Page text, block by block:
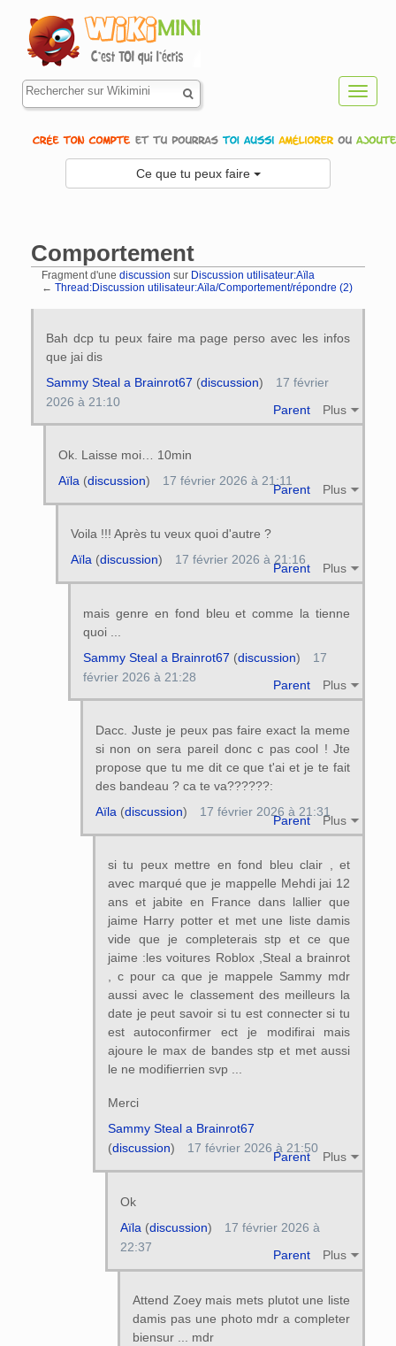
Ce que tu peux faire
Comportement
Fragment d'une discussion sur Discussion utilisateur:Aïla
← Thread:Discussion utilisateur:Aïla/Comportement/répondre (2)
Bah dcp tu peux faire ma page perso avec les infos
que jai dis
Parent Plus
Sammy Steal a Brainrot67 (discussion)
17 février
2026 à 21:10
Ok. Laisse moi… 10min
Parent Plus
Aïla (discussion) 17 février 2026 à 21:11
Voila !!! Après tu veux quoi d'autre ?
Parent Plus
Aïla(discussion) 17 février 2026 à 21:16
mais genre en fond bleu et comme la tienne
quoi ...
Parent Plus
Sammy Steal a Brainrot67 (discussion)
17
février 2026 à 21:28
Dacc. Juste je peux pas faire exact la meme
si non on sera pareil donc c pas cool ! Jte
propose que tu me dit ce que t'ai et je te fait
des bandeau ? ca te va??????:
Parent Plus
Aïla (discussion) 17 février 2026 à 21:31
si tu peux mettre en fond bleu clair , et
avec marqué que je mappelle Mehdi jai 12
ans et jabite en France dans lallier que
jaime Harry potter et met une liste damis
vide que je completerais stp et ce que
jaime :les voitures Roblox ,Steal a brainrot
, c pour ca que je mappele Sammy mdr
aussi avec le classement des meilleurs la
date je peut savoir si tu est connecter si tu
est autoconfirmer ect je modifirai mais
ajoure le max de bandes stp et met aussi
le ne modifierrien svp ...
Merci
Parent Plus
Sammy Steal a Brainrot67
(discussion) 17 février 2026 à 21:50
Ok
Parent Plus
Aïla (discussion)
17 février 2026 à
22:37
Attend Zoey mais mets plutot une liste
damis pas une photo mdr a completer
biensur ... mdr